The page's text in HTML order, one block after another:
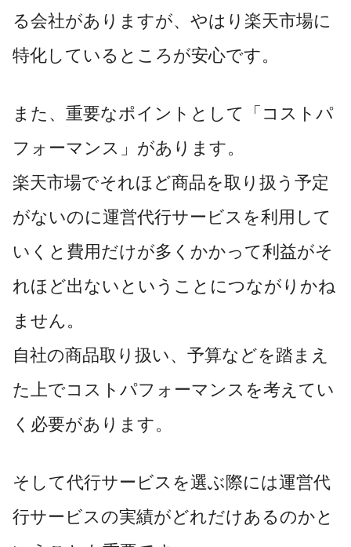
る会社がありますが、やはり楽天市場に
特化しているところが安心です。
また、重要なポイントとして「コストパ
フォーマンス」があります。
楽天市場でそれほど商品を取り扱う予定
がないのに運営代行サービスを利用して
いくと費用だけが多くかかって利益がそ
れほど出ないということにつながりかね
ません。
自社の商品取り扱い、予算などを踏まえ
た上でコストパフォーマンスを考えてい
く必要があります。
そして代行サービスを選ぶ際には運営代
行サービスの実績がどれだけあるのかと